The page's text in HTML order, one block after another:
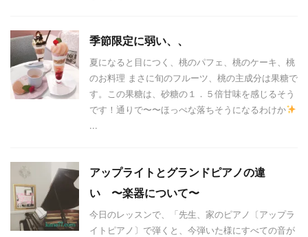
季節限定に弱い、、
夏になると目につく、桃のパフェ、桃のケーキ、桃
のお料理 まさに旬のフルーツ、桃の主成分は果糖で
す。この果糖は、砂糖の１．５倍甘味を感じるそう
です！通りで〜〜ほっぺな落ちそうになるわけか
...
アップライトとグランドピアノの違
い 〜楽器について〜
今日のレッスンで、「先生、家のピアノ〔アップラ
イトピアノ〕で弾くと、今弾いた様にすべての音が